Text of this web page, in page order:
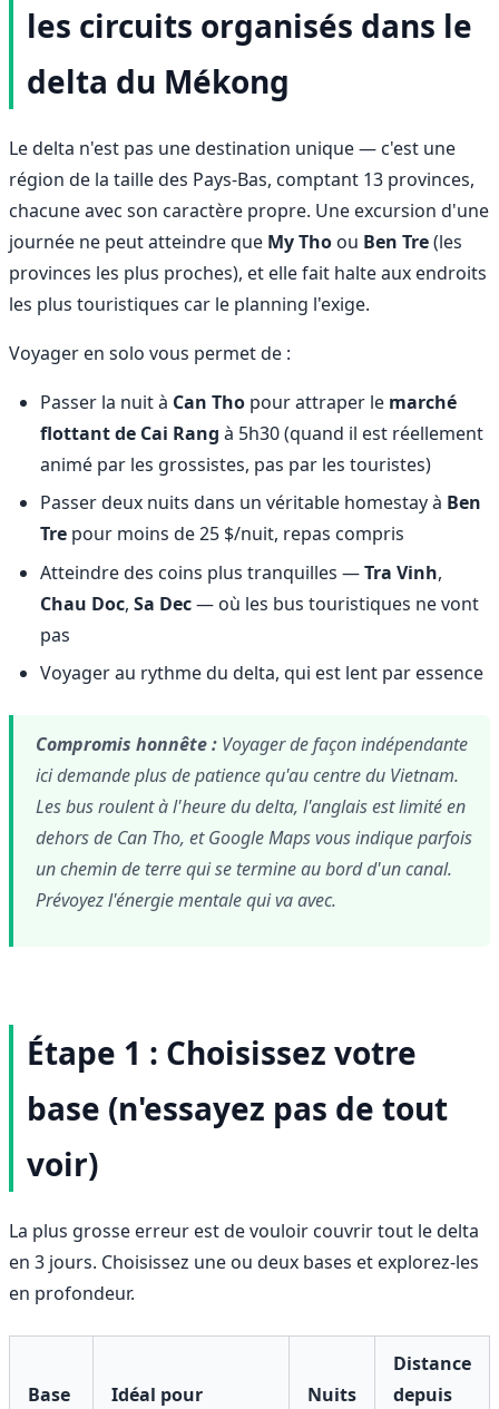
les circuits organisés dans le
delta du Mékong
Le delta n'est pas une destination unique — c'est une
région de la taille des Pays-Bas, comptant 13 provinces,
chacune avec son caractère propre. Une excursion d'une
journée ne peut atteindre que My Tho ou Ben Tre(les
provinces les plus proches), et elle fait halte aux endroits
les plus touristiques car le planning l'exige.
Voyager en solo vous permet de :
Passer la nuit à Can Tho pour attraper le marché
flottant de Cai Rang à 5h30 (quand il est réellement
animé par les grossistes, pas par les touristes)
Passer deux nuits dans un véritable homestay à Ben
Tre pour moins de 25 $/nuit, repas compris
Atteindre des coins plus tranquilles —Tra Vinh,
Chau Doc, Sa Dec— où les bus touristiques ne vont
pas
Voyager au rythme du delta, qui est lent par essence
Compromis honnête : Voyager de façon indépendante
ici demande plus de patience qu'au centre du Vietnam.
Les bus roulent à l'heure du delta, l'anglais est limité en
dehors de Can Tho, et Google Maps vous indique parfois
un chemin de terre qui se termine au bord d'un canal.
Prévoyez l'énergie mentale qui va avec.
Étape 1 : Choisissez votre
base (n'essayez pas de tout
voir)
La plus grosse erreur est de vouloir couvrir tout le delta
en 3 jours. Choisissez une ou deux bases et explorez-les
en profondeur.
Base Idéal pour Nuits
Distance
depuis